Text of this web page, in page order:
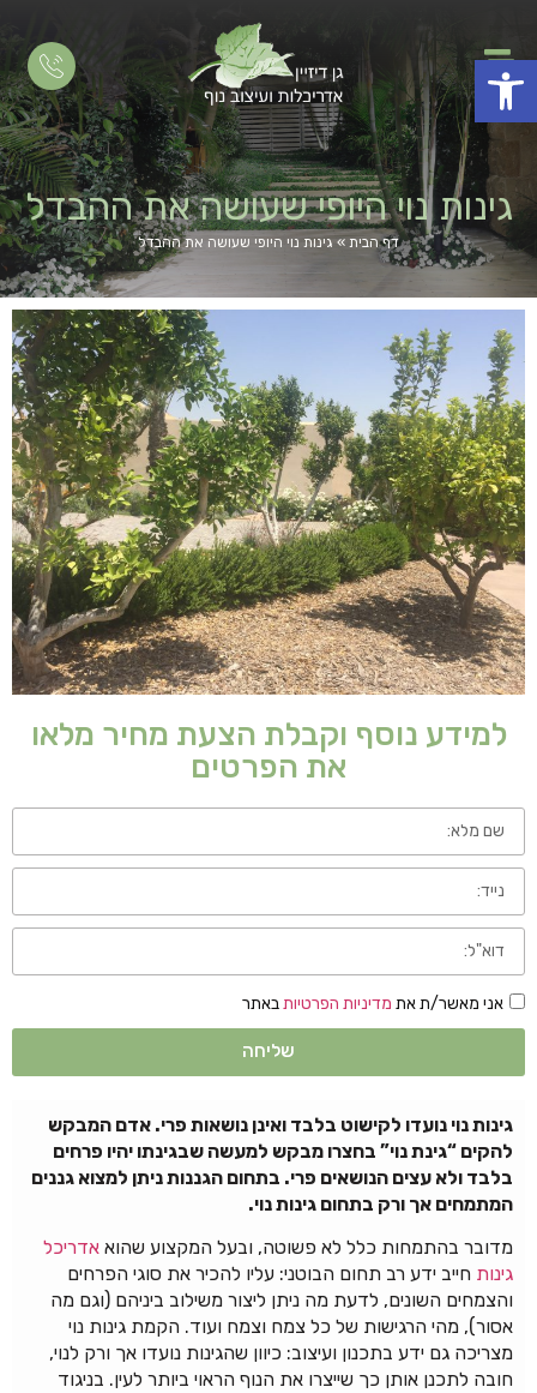
פתח סרגל נגישות
גינות נוי היופי שעושה את ההבדל
דף הבית»גינות נוי היופי שעושה את ההבדל
למידע נוסף וקבלת הצעת מחיר מלאו
את הפרטים
אני מאשר/ת את מדיניות הפרטיות באתר
שליחה
גינות נוי נועדו לקישוט בלבד ואינן נושאות פרי. אדם המבקש
להקים “גינת נוי” בחצרו מבקש למעשה שבגינתו יהיו פרחים
בלבד ולא עצים הנושאים פרי. בתחום הגננות ניתן למצוא גננים
המתמחים אך ורק בתחום גינות נוי.
מדובר בהתמחות כלל לא פשוטה, ובעל המקצוע שהוא אדריכל
גינות חייב ידע רב תחום הבוטני: עליו להכיר את סוגי הפרחים
והצמחים השונים, לדעת מה ניתן ליצור משילוב ביניהם (וגם מה
אסור), מהי הרגישות של כל צמח וצמח ועוד. הקמת גינות נוי
מצריכה גם ידע בתכנון ועיצוב: כיוון שהגינות נועדו אך ורק לנוי,
חובה לתכנן אותן כך שייצרו את הנוף הראוי ביותר לעין. בניגוד